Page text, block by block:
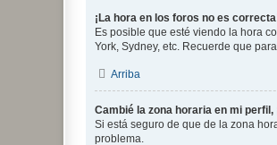
¡La hora en los foros no es
Es posible que esté viendo la hora
York, Sydney, etc. Recuerde que
Arriba
Cambié la zona horaria en mi
Si está seguro de que de la zona
problema.